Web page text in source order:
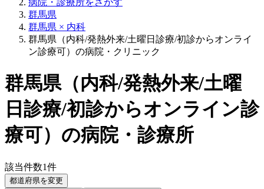
病院・診療所をさがす
群馬県
群馬県 × 内科
群馬県（内科/発熱外来/土曜日診療/初診からオンライ
ン診療可）の病院・クリニック
群馬県（内科/発熱外来/土曜
日診療/初診からオンライン診
療可） の病院・診療所
該当件数1件
都道府県を変更